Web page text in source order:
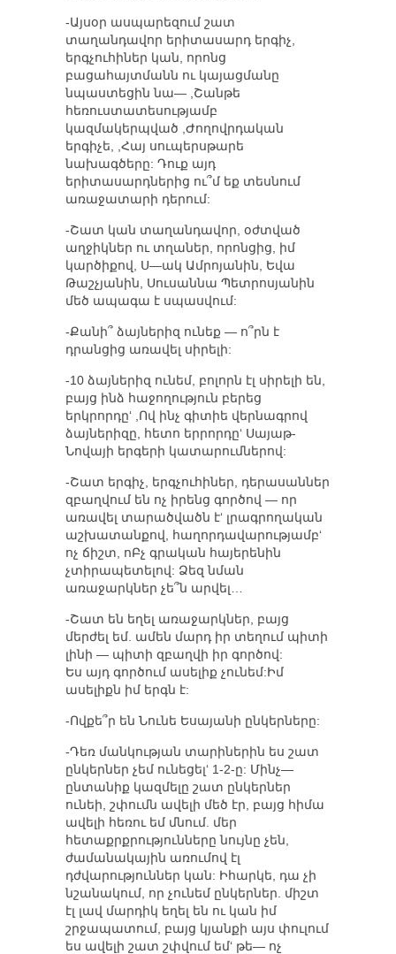
-Այսօր ասպարեզում շատ
տաղանդավոր երիտասարդ երգիչ,
երգչուհիներ կան, որոնց
բացահայտմանն ու կայացմանը
նպաստեցին նա— ,Շանթե
հեռուստատեսությամբ
կազմակերպված ,Ժողովրդական
երգիչե, ,Հայ սուպերսթարե
նախագծերը: Դուք այդ
երիտասարդներից ու՞մ եք տեսնում
առաջատարի դերում:
-Շատ կան տաղանդավոր, օժտված
աղջիկներ ու տղաներ, որոնցից, իմ
կարծիքով, Ս—ակ Ամրոյանին, Եվա
Թաշչյանին, Սուսաննա Պետրոսյանին
մեծ ապագա է սպասվում:
-Քանի՞ ձայներիզ ունեք — ո՞րն է
դրանցից առավել սիրելի:
-10 ձայներիզ ունեմ, բոլորն էլ սիրելի են,
բայց ինձ հաջողություն բերեց
երկրորդը‘ ,Ով ինչ գիտիե վերնագրով
ձայներիզը, հետո երրորդը‘ Սայաթ-
Նովայի երգերի կատարումներով:
-Շատ երգիչ, երգչուհիներ, դերասաններ
զբաղվում են ոչ իրենց գործով — որ
առավել տարածվածն է‘ լրագրողական
աշխատանքով, հաղորդավարությամբ‘
ոչ ճիշտ, ոԲչ գրական հայերենին
չտիրապետելով: Ձեզ նման
առաջարկներ չե՞ն արվել…
-Շատ են եղել առաջարկներ, բայց
մերժել եմ. ամեն մարդ իր տեղում պիտի
լինի — պիտի զբաղվի իր գործով:
Ես այդ գործում ասելիք չունեմ:Իմ
ասելիքն իմ երգն է:
-Ովքե՞ր են Նունե Եսայանի ընկերները:
-Դեռ մանկության տարիներին ես շատ
ընկերներ չեմ ունեցել‘ 1-2-ը: Մինչ—
ընտանիք կազմելը շատ ընկերներ
ունեի, շփումն ավելի մեծ էր, բայց հիմա
ավելի հեռու եմ մնում. մեր
հետաքրքրությունները նույնը չեն,
ժամանակային առումով էլ
դժվարություններ կան: Իհարկե, դա չի
նշանակում, որ չունեմ ընկերներ. միշտ
էլ լավ մարդիկ եղել են ու կան իմ
շրջապատում, բայց կյանքի այս փուլում
ես ավելի շատ շփվում եմ‘ թե— ոչ